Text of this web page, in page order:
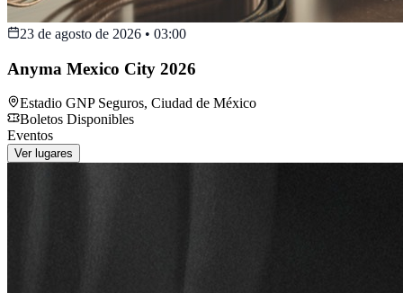
23 de agosto de 2026 • 03:00
Anyma Mexico City 2026
Estadio GNP Seguros, Ciudad de México
Boletos Disponibles
Eventos
Ver lugares